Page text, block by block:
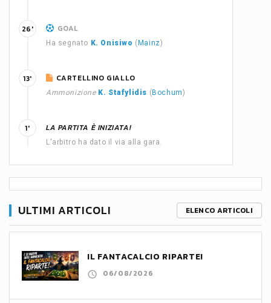
GOAL
Ha segnato K. Onisiwo ( Mainz)
26'
CARTELLINO GIALLO
Ammonizione K. Stafylidis ( Bochum)
13'
LA PARTITA È INIZIATA!
L'arbitro ha dato il via alla gara.
1'
ULTIMI ARTICOLI ELENCO ARTICOLI
IL FANTACALCIO RIPARTE!
06/08/2026